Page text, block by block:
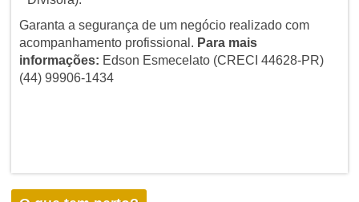
Garanta a segurança de um negócio realizado com
acompanhamento profissional. Para mais
informações: Edson Esmecelato (CRECI 44628-PR)
(44) 99906-1434